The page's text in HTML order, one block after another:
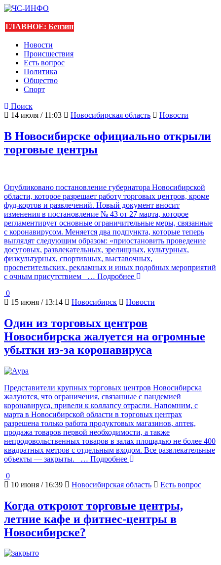
ГЛАВНОЕ: Бензин
Новости
Происшествия
Есть вопрос
Политика
Общество
Спорт
Поиск
14 июля / 11:03
Новосибирская область Новости
В Новосибирске официально открыли
торговые центры
Опубликовано постановление губернатора Новосибирской
области, которое разрешает работу торговых центров, кроме
фуд-кортов и развлечений. Новый документ вносит
изменения в постановление № 43 от 27 марта, которое
регламентирует основные ограничительные меры, связанные
с коронавирусом. Меняется два подпункта, которые теперь
выглядят следующим образом: «приостановить проведение
досуговых, развлекательных, зрелищных, культурных,
физкультурных, спортивных, выставочных,
просветительских, рекламных и иных подобных мероприятий
с очным присутствием
… Подробнее
0
15 июня / 13:14
Новосибирск Новости
Один из торговых центров
Новосибирска жалуется на огромные
убытки из-за коронавируса
Представители крупных торговых центров Новосибирска
жалуются, что ограничения, связанные с пандемией
коронавируса, привели к коллапсу отрасли. Напомним, с
марта в Новосибирской области в торговых центрах
разрешена только работа продуктовых магазинов, аптек,
продажа товаров первой необходимости, а также
непродовольственных товаров в залах площадью не более 400
квадратных метров с отдельным входом. Все развлекательные
объекты — закрыты.
… Подробнее
0
10 июня / 16:39
Новосибирская область Есть вопрос
Когда откроют торговые центры,
летние кафе и фитнес-центры в
Новосибирске?